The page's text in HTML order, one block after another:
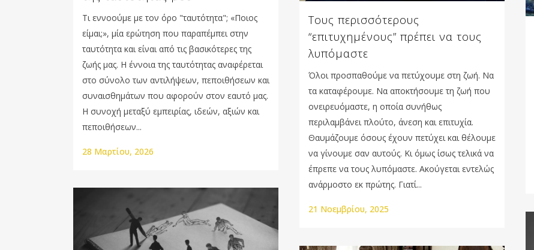
Τι εννοούμε με τον όρο "ταυτότητα"; «Ποιoς
είμαι;», μία ερώτηση που παραπέμπει στην
ταυτότητα και είναι από τις βασικότερες της
ζωής μας. Η έννοια της ταυτότητας αναφέρεται
στο σύνολο των αντιλήψεων, πεποιθήσεων και
συναισθημάτων που αφορούν στον εαυτό μας.
Η συνοχή μεταξύ εμπειρίας, ιδεών, αξιών και
πεποιθήσεων...
28 Μαρτίου, 2026
Τους περισσότερους
“επιτυχημένους” πρέπει να τους
λυπόμαστε
Όλοι προσπαθούμε να πετύχουμε στη ζωή. Να
τα καταφέρουμε. Να αποκτήσουμε τη ζωή που
ονειρευόμαστε, η οποία συνήθως
περιλαμβάνει πλούτο, άνεση και επιτυχία.
Θαυμάζουμε όσους έχουν πετύχει και θέλουμε
να γίνουμε σαν αυτούς. Κι όμως ίσως τελικά να
έπρεπε να τους λυπόμαστε. Ακούγεται εντελώς
ανάρμοστο εκ πρώτης. Γιατί...
21 Νοεμβρίου, 2025